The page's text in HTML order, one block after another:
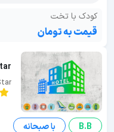
کودک با تخت
قیمت به تومان
B.B با صبحانه